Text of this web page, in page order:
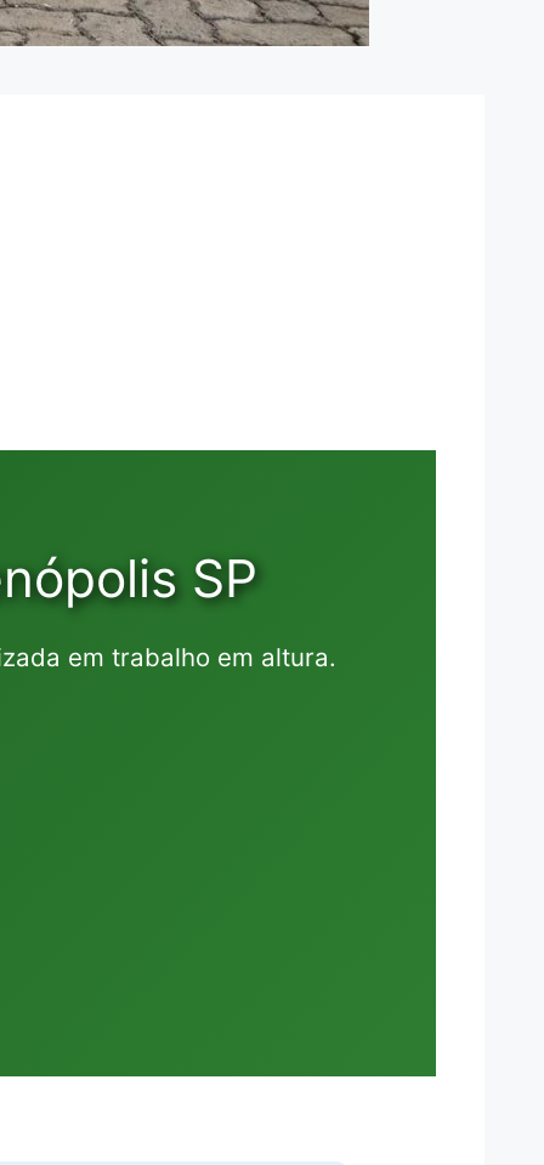
SP
em trabalho em altura.